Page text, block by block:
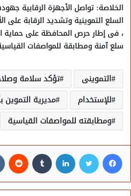
الخلاصة: تواصل الأجهزة الرقابية
السلع التموينية وتشديد الرقابة على
، فى إطار حرص المحافظة على حماية
سلع آمنة ومطابقة للمواصفات
التموينى
تؤكد سلامة
للإستخدام
مديرية التموين
ومطابقته للمواصفات القياسية
فيسبوك تويتر لينكدإن